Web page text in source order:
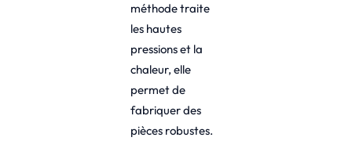
méthode traite
les hautes
pressions et la
chaleur, elle
permet de
fabriquer des
pièces robustes.